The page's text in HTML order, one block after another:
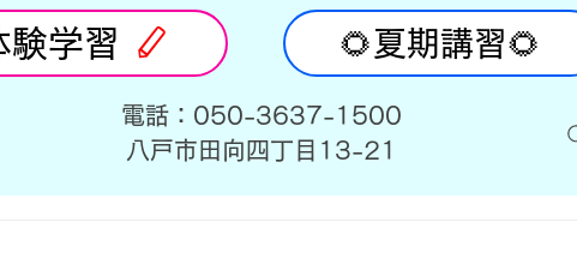
験学習 🌻夏期講習🌻
​電話：050-3637-1500
​八戸市田向四丁目13-21